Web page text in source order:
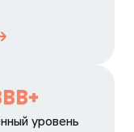
уровень